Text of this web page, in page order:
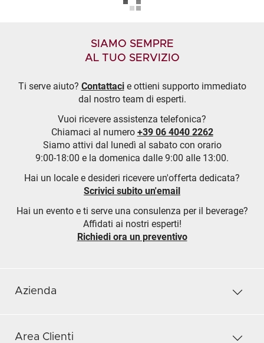
SIAMO SEMPRE
AL TUO SERVIZIO
Ti serve aiuto? Contattacie ottieni supporto immediato
dal nostro team di esperti.
Vuoi ricevere assistenza telefonica?
Chiamaci al numero +39 06 4040 2262
Siamo attivi dal lunedì al sabato con orario
9:00-18:00 e la domenica dalle 9:00 alle 13:00.
Hai un locale e desideri ricevere un'offerta dedicata?
Scrivici subito un'email
Hai un evento e ti serve una consulenza per il beverage?
Affidati ai nostri esperti!
Richiedi ora un preventivo
Azienda
Area Clienti